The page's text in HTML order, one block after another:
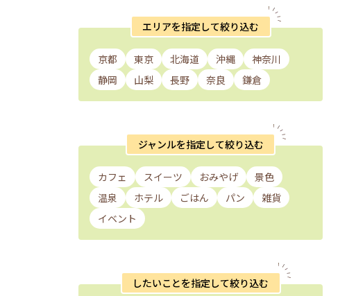
エリアを指定して絞り込む
京都 東京 北海道 沖縄
神奈川
静岡
山梨 長野 奈良 鎌倉
ジャンルを指定して絞り込む
カフェ スイーツ おみやげ
景色
温泉
ホテル ごはん パン
雑貨
イベント
したいことを指定して絞り込む